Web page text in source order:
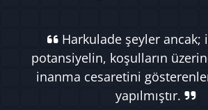
Harkulade şeyler ancak;
potansiyelin, koşulların
inanma cesaretini
yapılmıştır.